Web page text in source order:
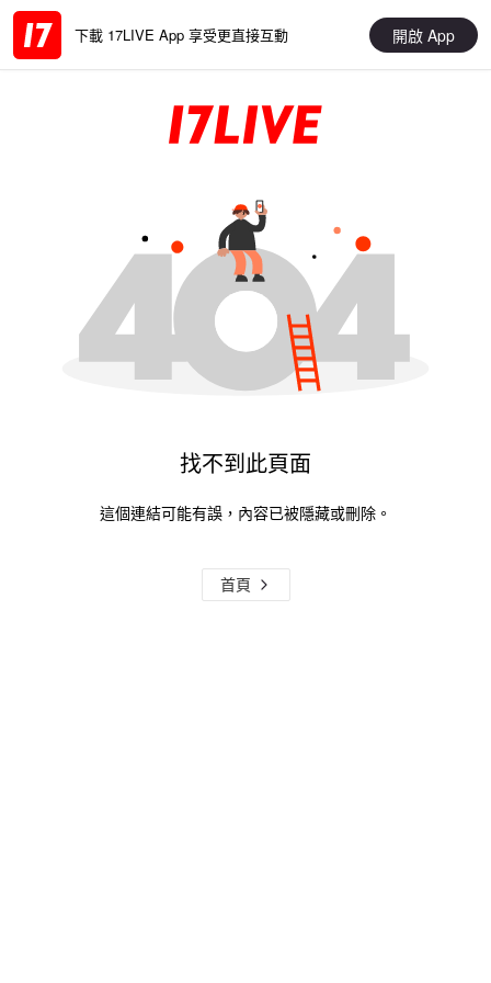
下載 17LIVE App 享受更直接互動 開啟 App
找不到此頁面
這個連結可能有誤，內容已被隱藏或刪除。
首頁